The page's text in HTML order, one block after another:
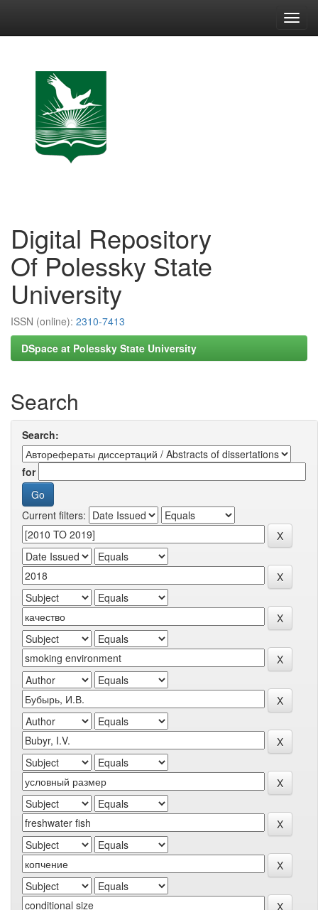
Digital Repository
Of Polessky State
University
ISSN (online): 2310-7413
DSpace at Polessky State University
Search
Search:
for
Current filters: